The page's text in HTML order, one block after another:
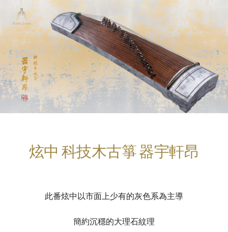
炫中 科技木古箏 器宇軒昂
此番炫中以市面上少有的灰色系為主導
簡約沉穩的大理石紋理